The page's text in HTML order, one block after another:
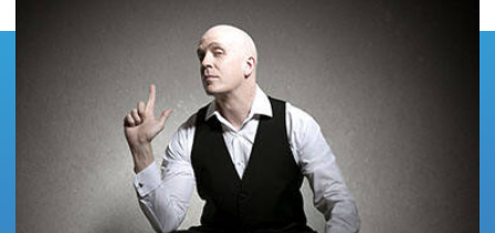
in die Backstage Arena verlegt. Bereits gekaufte Tickets
behalten ihre Gültigkeit. Betroffene Kunden werden von uns
per E-Mail informiert.+++